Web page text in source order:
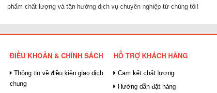
phẩm chất lượng và tận hưởng dịch vụ chuyên nghiệp từ chúng tôi!
ĐIỀU KHOẢN & CHÍNH SÁCH
Thông tin về điều kiện giao dịch
chung
HỖ TRỢ KHÁCH HÀNG
Cam kết chất lượng
Hướng dẫn đặt hàng